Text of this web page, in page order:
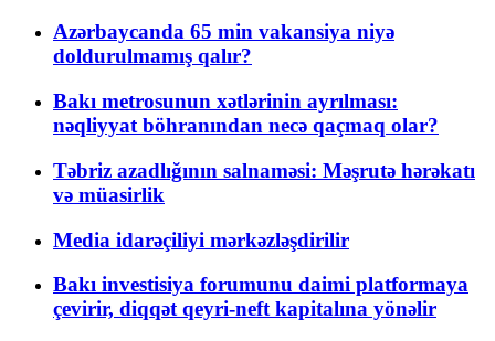
Azərbaycanda 65 min vakansiya niyə
doldurulmamış qalır?
Bakı metrosunun xətlərinin ayrılması:
nəqliyyat böhranından necə qaçmaq olar?
Təbriz azadlığının salnaməsi: Məşrutə hərəkatı
və müasirlik
Media idarəçiliyi mərkəzləşdirilir
Bakı investisiya forumunu daimi platformaya
çevirir, diqqət qeyri-neft kapitalına yönəlir